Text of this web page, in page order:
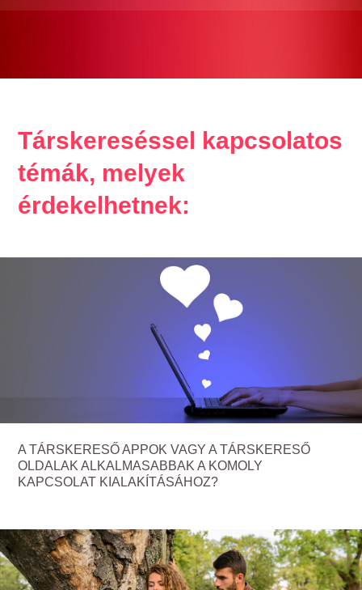
Társkereséssel kapcsolatos
témák, melyek
érdekelhetnek:
A TÁRSKERESŐ APPOK VAGY A TÁRSKERESŐ
OLDALAK ALKALMASABBAK A KOMOLY
KAPCSOLAT KIALAKÍTÁSÁHOZ?